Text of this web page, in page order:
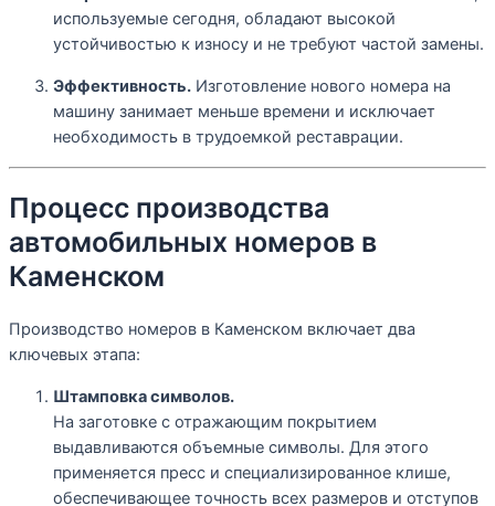
используемые сегодня, обладают высокой
устойчивостью к износу и не требуют частой замены.
Эффективность. Изготовление нового номера на
машину занимает меньше времени и исключает
необходимость в трудоемкой реставрации.
Процесс производства
автомобильных номеров в
Каменском
Производство номеров в Каменском включает два
ключевых этапа:
Штамповка символов.
На заготовке с отражающим покрытием
выдавливаются объемные символы. Для этого
применяется пресс и специализированное клише,
обеспечивающее точность всех размеров и отступов